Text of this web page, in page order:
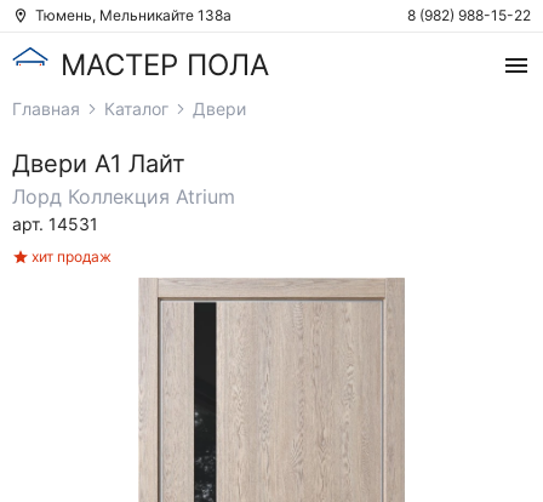
Тюмень, Мельникайте 138а 8 (982) 988-15-22
МАСТЕР ПОЛА
Главная Каталог Двери
Двери А1 Лайт
Лорд Коллекция Atrium
арт. 14531
хит продаж